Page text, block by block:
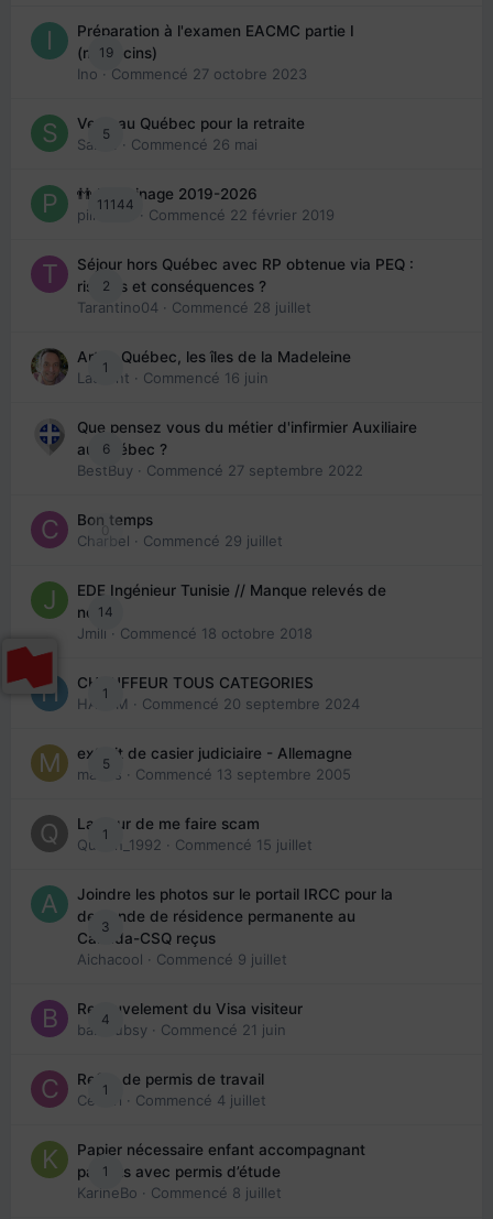
19
Préparation à l'examen EACMC partie I
(médecins)
Ino · Commencé 27 octobre 2023
5
Venir au Québec pour la retraite
Sab74
· Commencé 26 mai
11144
👬 Parrainage 2019-2026
piinoush · Commencé 22 février 2019
2
Séjour hors Québec avec RP obtenue via PEQ :
risques et conséquences ?
Tarantino04 · Commencé 28 juillet
1
Arte : Québec, les îles de la Madeleine
Laurent · Commencé 16 juin
6
Que pensez vous du métier d'infirmier Auxiliaire
au Québec ?
BestBuy · Commencé 27 septembre 2022
0
Bon temps
Charbel · Commencé 29 juillet
14
EDE Ingénieur Tunisie // Manque relevés de
note
Jmili · Commencé 18 octobre 2018
1
CHAUFFEUR TOUS CATEGORIES
HAZEM · Commencé 20 septembre 2024
5
extrait de casier judiciaire - Allemagne
maries · Commencé 13 septembre 2005
1
La peur de me faire scam
Queen_1992 · Commencé 15 juillet
3
Joindre les photos sur le portail IRCC pour la
demande de résidence permanente au
Canada-CSQ reçus
Aichacool · Commencé 9 juillet
4
Renouvelement du Visa visiteur
babibubsy · Commencé 21 juin
1
Refus de permis de travail
Cedbri · Commencé 4 juillet
1
Papier nécessaire enfant accompagnant
parents avec permis d’étude
KarineBo · Commencé 8 juillet